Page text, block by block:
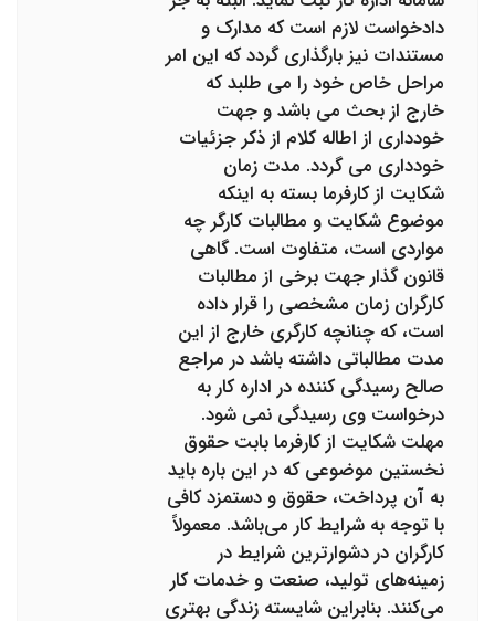
دادخواست لازم است که مدارک و
مستندات نیز بارگذاری گردد که این امر
مراحل خاص خود را می طلبد که
خارج از بحث می باشد و جهت
خودداری از اطاله کلام از ذکر جزئیات
خودداری می گردد. مدت زمان
شکایت از کارفرما بسته به اینکه
موضوع شکایت و مطالبات کارگر چه
مواردی است، متفاوت است. گاهی
قانون گذار جهت برخی از مطالبات
کارگران زمان مشخصی را قرار داده
است، که چنانچه کارگری خارج از این
مدت مطالباتی داشته باشد در مراجع
صالح رسیدگی کننده در اداره کار به
درخواست وی رسیدگی نمی شود.
مهلت شکایت از کارفرما بابت حقوق
نخستین موضوعی که در این باره باید
به آن پرداخت، حقوق و دستمزد کافی
با توجه به شرایط کار می‌باشد. معمولاً
کارگران در دشوارترین شرایط در
زمینه‌های تولید، صنعت و خدمات کار
می‌کنند. بنابراین شایسته زندگی بهتری